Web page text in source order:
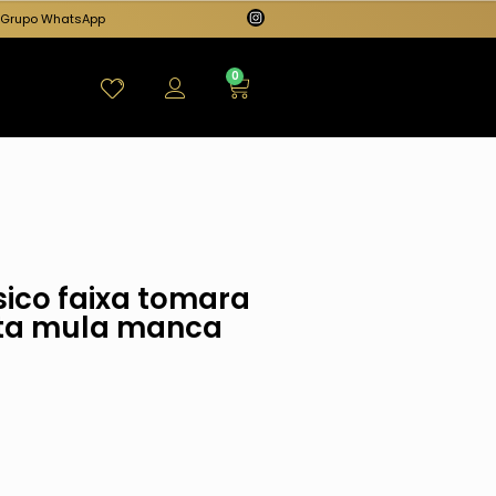
Grupo WhatsApp
0
faixa tomara
mula manca